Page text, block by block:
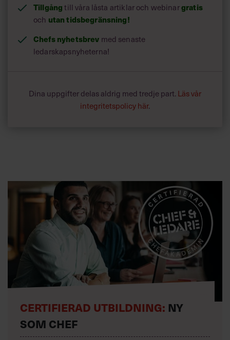
Tillgång till våra låsta artiklar och webinargratis
och utan tidsbegränsning!
Chefs nyhetsbrev med senaste
ledarskapsnyheterna!
Dina uppgifter delas aldrig med tredje part. Läs vår
integritetspolicy här.
CERTIFIERAD UTBILDNING: NY
SOM CHEF